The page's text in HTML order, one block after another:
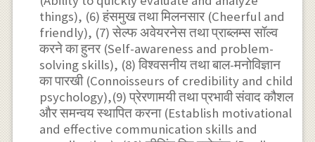
things), (6) हंसमुख तथा मिलनसार (Cheerful and
friendly), (7) सेल्फ अवेयरनेस तथा प्राब्लम्स सॉल्व
करने का हुनर (Self-awareness and problem-
solving skills), (8) विश्वसनीय तथा बाल-मनोविज्ञान
का पारखी (Connoisseurs of credibility and child
psychology),(9) प्रेरणामयी तथा प्रभावी संवाद कौशल
और समन्वय स्थापित करना (Establish motivational
and effective communication skills and